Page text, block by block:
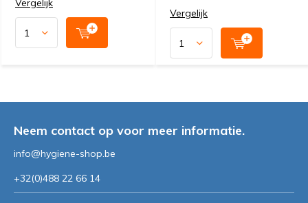
Vergelijk
Vergelijk
Neem contact op voor meer informatie.
info@hygiene-shop.be
+32(0)488 22 66 14